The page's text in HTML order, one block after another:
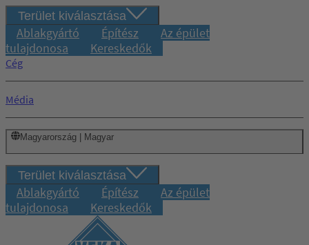
Terület kiválasztása
Ablakgyártó Építész
Az épület
tulajdonosa
Kereskedők
Cég
Média
Magyarország | Magyar
Terület kiválasztása
Ablakgyártó Építész
Az épület
tulajdonosa
Kereskedők